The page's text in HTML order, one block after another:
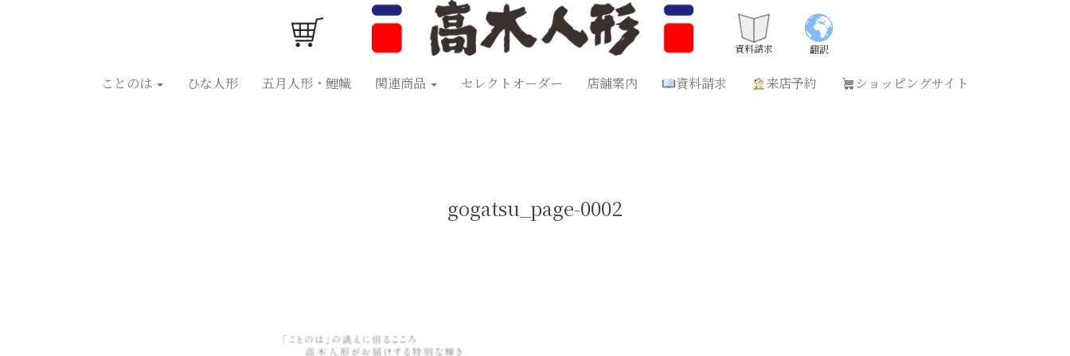
ことのは五月人形 お正月飾り お祝い品 セレクトオーダー 来店予約
資料請求 翻訳
ことのは ひな人形 五月人形・鯉幟 関連商品 セレクトオーダー 店舗案内 資料請求 来店予約 ショッピングサイト
gogatsu_page-0002